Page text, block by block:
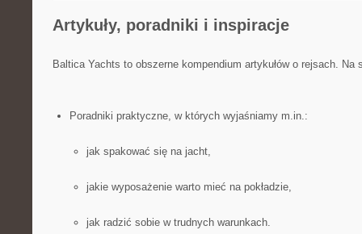
Artykuły, poradniki i inspiracje
Baltica Yachts to obszerne kompendium artykułów o rejsach. Na
Poradniki praktyczne, w których wyjaśniamy m.in.:
jak spakować się na jacht,
jakie wyposażenie warto mieć na pokładzie,
jak radzić sobie w trudnych warunkach.